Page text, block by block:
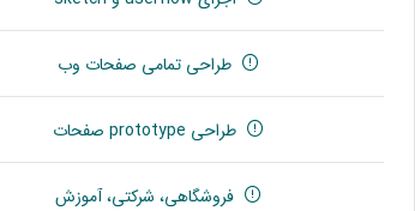
طراحی تمامی صفحات وب
طراحی prototype صفحات
فروشگاهی، شرکتی، آموزش